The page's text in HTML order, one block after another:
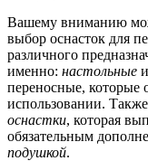
Вашему вниманию
выбор оснасток для
различного
именно: настольные и
переносные, которые
использовании.
оснастки, которая
обязательным
подушкой.